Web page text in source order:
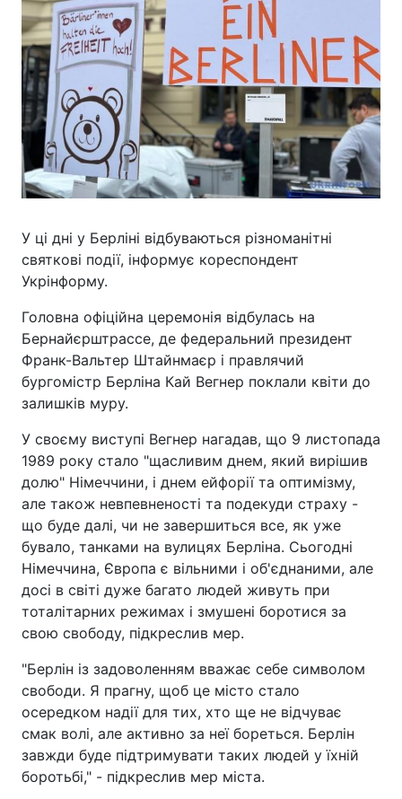
У ці дні у Берліні відбуваються різноманітні
святкові події, інформує кореспондент
Укрінформу.
Головна офіційна церемонія відбулась на
Бернайєрштрассе, де федеральний президент
Франк-Вальтер Штайнмаєр і правлячий
бургомістр Берліна Кай Вегнер поклали квіти до
залишків муру.
У своєму виступі Вегнер нагадав, що 9 листопада
1989 року стало "щасливим днем, який вирішив
долю" Німеччини, і днем ейфорії та оптимізму,
але також невпевненості та подекуди страху -
що буде далі, чи не завершиться все, як уже
бувало, танками на вулицях Берліна. Сьогодні
Німеччина, Європа є вільними і об'єднаними, але
досі в світі дуже багато людей живуть при
тоталітарних режимах і змушені боротися за
свою свободу, підкреслив мер.
"Берлін із задоволенням вважає себе символом
свободи. Я прагну, щоб це місто стало
осередком надії для тих, хто ще не відчуває
смак волі, але активно за неї бореться. Берлін
завжди буде підтримувати таких людей у їхній
боротьбі," - підкреслив мер міста.